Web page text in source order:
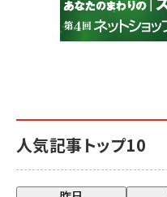
人気記事トップ10